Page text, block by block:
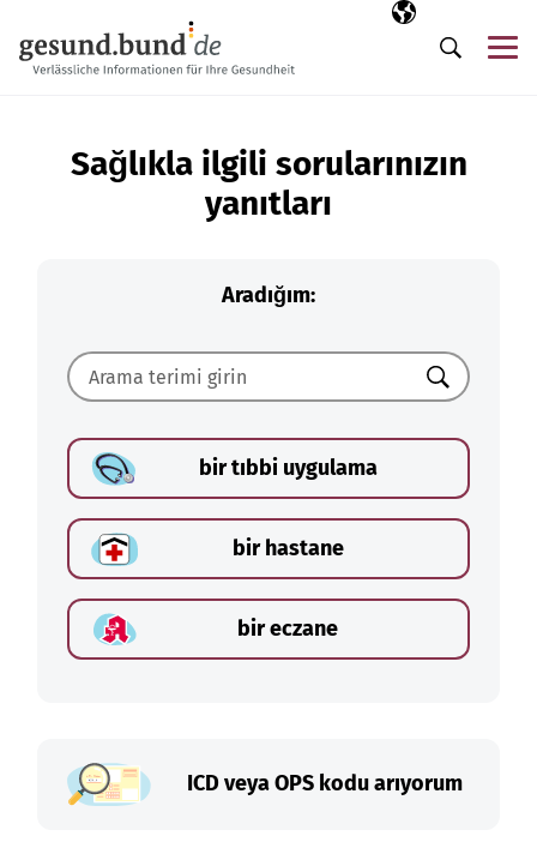
Seçili dil
TR
Arama
Sağlıkla ilgili sorularınızın
yanıtları
Aradığım:
Ara
bir tıbbi uygulama
bir hastane
bir eczane
ICD veya OPS kodu arıyorum